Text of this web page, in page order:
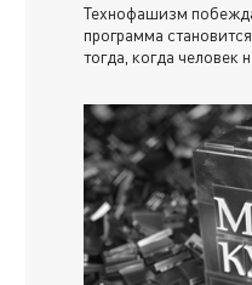
Технофашизм
программа
тогда, когда человек